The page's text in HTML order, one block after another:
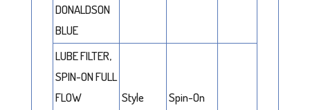
DONALDSON
BLUE
LUBE FILTER,
SPIN-ON FULL
FLOW
Style Spin-On